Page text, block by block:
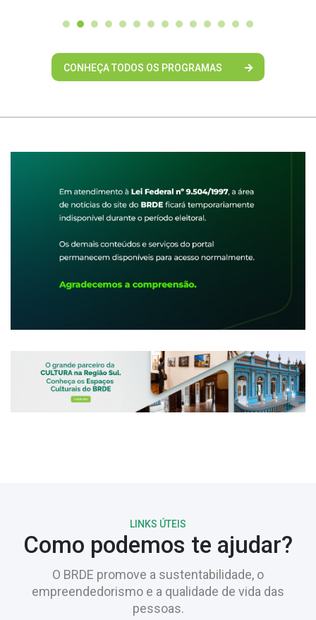
CONHEÇA TODOS OS PROGRAMAS
LINKS ÚTEIS
Como podemos te ajudar?
O BRDE promove a sustentabilidade, o
empreendedorismo e a qualidade de vida das
pessoas.